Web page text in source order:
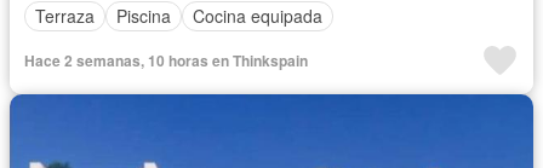
Terraza
Piscina Cocina equipada
Hace 2 semanas, 10 horas en Thinkspain